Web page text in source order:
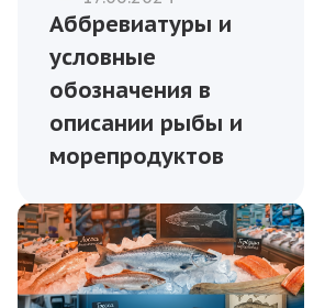
Аббревиатуры и
условные
обозначения в
описании рыбы и
морепродуктов